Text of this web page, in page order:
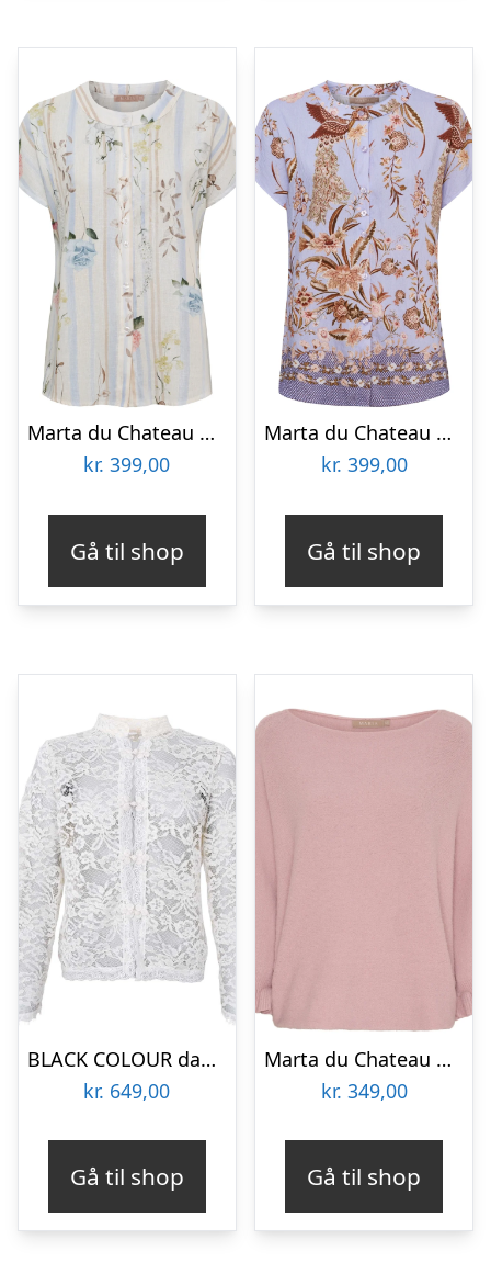
Marta du Chateau dame skjorte MdcJessalyn 8347 – Celeste1779ppb
kr. 399,00
Gå til shop
Marta du Chateau dame skjorte MdcJessalyn 8550 – Celeste3142tps
kr. 399,00
Gå til shop
BLACK COLOUR dame skjorte BCROSA – Off White
kr. 649,00
Gå til shop
Marta du Chateau dame strik MdcElderflower 30003 – Old Rose
kr. 349,00
Gå til shop